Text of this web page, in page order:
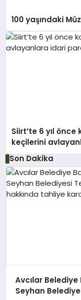
100 yaşındaki
Siirt’te 6 yıl
keçilerini
Son Dakika
Avcılar
Seyhan